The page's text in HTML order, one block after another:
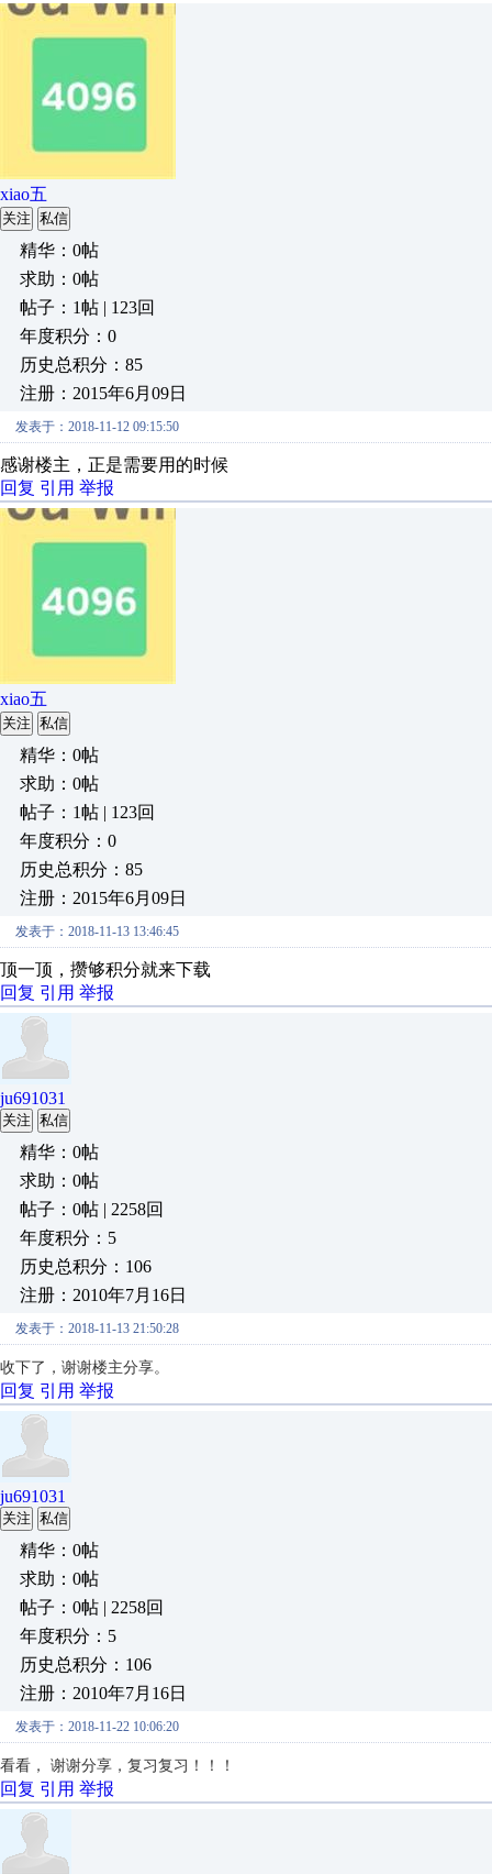
xiao五
关注 私信
精华：0帖
求助：0帖
帖子：1帖 | 123回
年度积分：0
历史总积分：85
注册：2015年6月09日
发表于：2018-11-12 09:15:50
感谢楼主，正是需要用的时候
回复 引用 举报
xiao五
关注 私信
精华：0帖
求助：0帖
帖子：1帖 | 123回
年度积分：0
历史总积分：85
注册：2015年6月09日
发表于：2018-11-13 13:46:45
顶一顶，攒够积分就来下载
回复 引用 举报
ju691031
关注 私信
精华：0帖
求助：0帖
帖子：0帖 | 2258回
年度积分：5
历史总积分：106
注册：2010年7月16日
发表于：2018-11-13 21:50:28
收下了，谢谢楼主分享。
回复 引用 举报
ju691031
关注 私信
精华：0帖
求助：0帖
帖子：0帖 | 2258回
年度积分：5
历史总积分：106
注册：2010年7月16日
发表于：2018-11-22 10:06:20
看看， 谢谢分享，复习复习！！！
回复 引用 举报